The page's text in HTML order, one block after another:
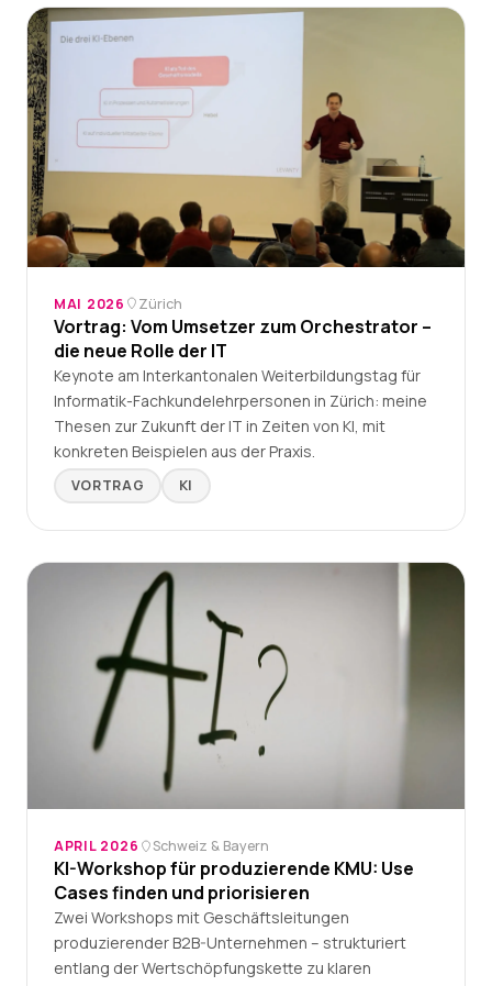
MAI 2026 Zürich
Vortrag: Vom Umsetzer zum Orchestrator –
die neue Rolle der IT
Keynote am Interkantonalen Weiterbildungstag für
Informatik-Fachkundelehrpersonen in Zürich: meine
Thesen zur Zukunft der IT in Zeiten von KI, mit
konkreten Beispielen aus der Praxis.
VORTRAG KI
APRIL 2026 Schweiz & Bayern
KI-Workshop für produzierende KMU: Use
Cases finden und priorisieren
Zwei Workshops mit Geschäftsleitungen
produzierender B2B-Unternehmen – strukturiert
entlang der Wertschöpfungskette zu klaren